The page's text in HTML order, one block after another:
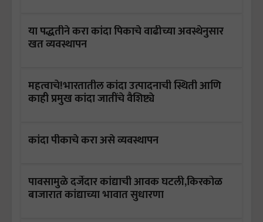
या पद्धतीने करा कांदा पिकाचे वाढीच्या अवस्थेनुसार
खत व्यवस्थापन
महत्वाचे!भारतातील कांदा उत्पादनाची स्थिती आणि
काही प्रमुख कांदा जातींचे वैशिष्ट्ये
कांदा पीकाचे करा असे व्यवस्थापन
पावसामुळे दर्जेदार कांद्याची आवक घटली,किरकोळ
बाजारात कांद्याच्या भावात सुधारणा